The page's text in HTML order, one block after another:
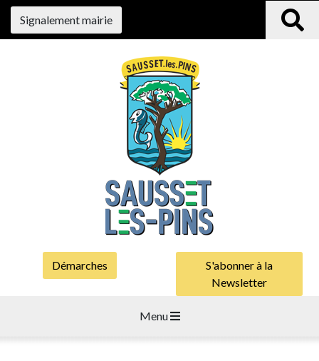
Signalement mairie
Démarches
S'abonner à la
Newsletter
Menu